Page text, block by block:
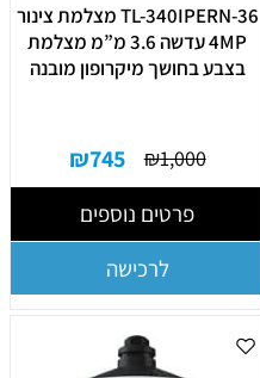
TL-340IPERN-36 מצלמת צינור
4MP עדשה 3.6 מ”מ מצלמת
בצבע בחושך מיקרופון מובנה
₪1,000
₪745
פרטים נוספים
לרכישה